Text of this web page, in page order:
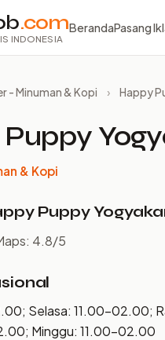
.com
INDONESIA
BerandaPasang
- Minuman & Kopi › Happy
& Kopi
Puppy
4.8/5
Selasa: 11.00–02.00;
Minggu: 11.00–02.00